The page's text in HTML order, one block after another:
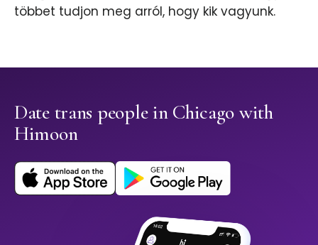
többet tudjon meg arról, hogy kik vagyunk.
Date trans people in Chicago with
Himoon